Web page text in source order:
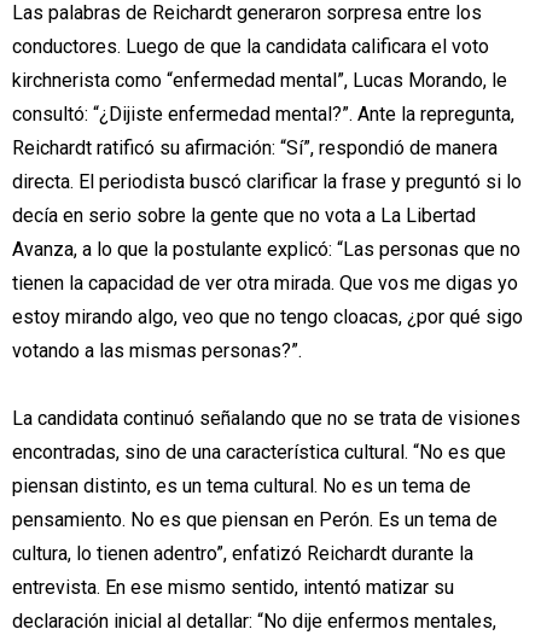
Las palabras de Reichardt generaron sorpresa entre los
conductores. Luego de que la candidata calificara el voto
kirchnerista como “enfermedad mental”, Lucas Morando, le
consultó: “¿Dijiste enfermedad mental?”. Ante la repregunta,
Reichardt ratificó su afirmación: “Sí”, respondió de manera
directa. El periodista buscó clarificar la frase y preguntó si lo
decía en serio sobre la gente que no vota a La Libertad
Avanza, a lo que la postulante explicó: “Las personas que no
tienen la capacidad de ver otra mirada. Que vos me digas yo
estoy mirando algo, veo que no tengo cloacas, ¿por qué sigo
votando a las mismas personas?”.
La candidata continuó señalando que no se trata de visiones
encontradas, sino de una característica cultural. “No es que
piensan distinto, es un tema cultural. No es un tema de
pensamiento. No es que piensan en Perón. Es un tema de
cultura, lo tienen adentro”, enfatizó Reichardt durante la
entrevista. En ese mismo sentido, intentó matizar su
declaración inicial al detallar: “No dije enfermos mentales,